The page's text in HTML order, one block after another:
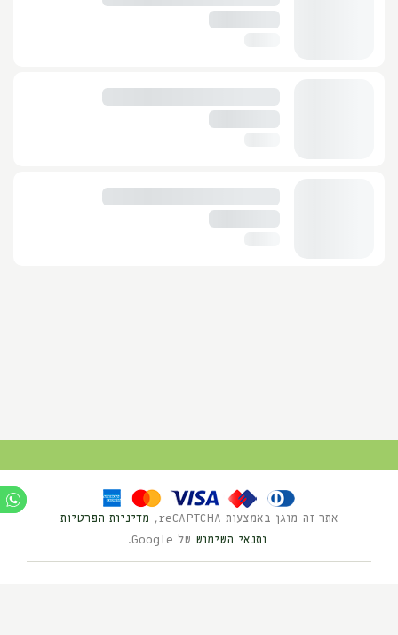
אתר זה מוגן באמצעות reCAPTCHA,
מדיניות הפרטיות
ותנאי השימוש של Google.